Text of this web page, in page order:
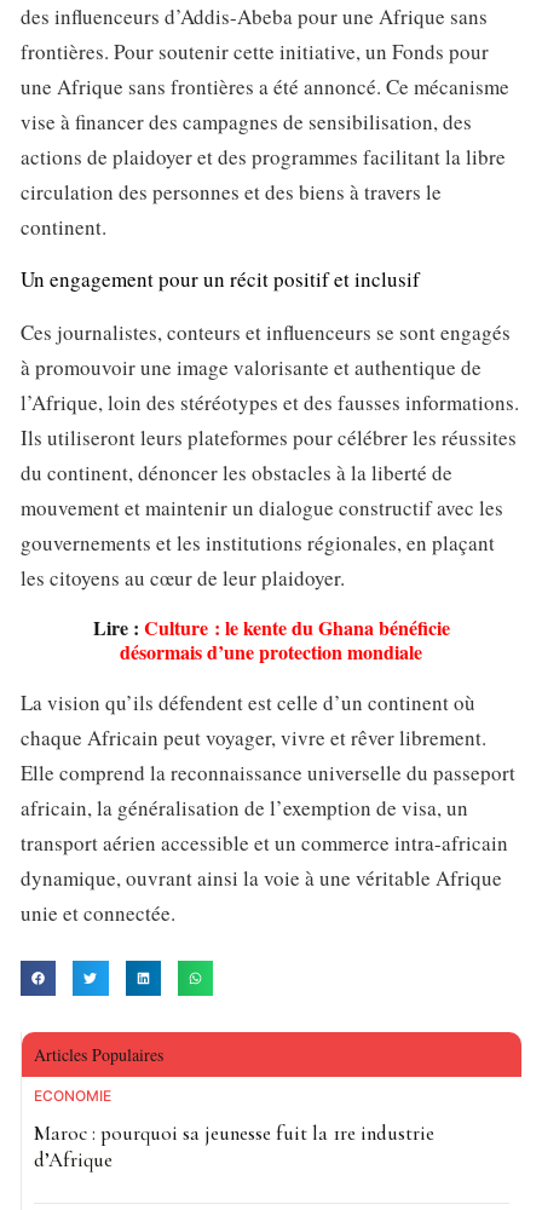
des influenceurs d’Addis-Abeba pour une Afrique sans
frontières. Pour soutenir cette initiative, un Fonds pour
une Afrique sans frontières a été annoncé. Ce mécanisme
vise à financer des campagnes de sensibilisation, des
actions de plaidoyer et des programmes facilitant la libre
circulation des personnes et des biens à travers le
continent.
Un engagement pour un récit positif et inclusif
Ces journalistes, conteurs et influenceurs se sont engagés
à promouvoir une image valorisante et authentique de
l’Afrique, loin des stéréotypes et des fausses informations.
Ils utiliseront leurs plateformes pour célébrer les réussites
du continent, dénoncer les obstacles à la liberté de
mouvement et maintenir un dialogue constructif avec les
gouvernements et les institutions régionales, en plaçant
les citoyens au cœur de leur plaidoyer.
Lire : Culture : le kente du Ghana bénéficie
désormais d’une protection mondiale
La vision qu’ils défendent est celle d’un continent où
chaque Africain peut voyager, vivre et rêver librement.
Elle comprend la reconnaissance universelle du passeport
africain, la généralisation de l’exemption de visa, un
transport aérien accessible et un commerce intra-africain
dynamique, ouvrant ainsi la voie à une véritable Afrique
unie et connectée.
Articles Populaires
ECONOMIE
Maroc : pourquoi sa jeunesse fuit la 1re industrie
d’Afrique